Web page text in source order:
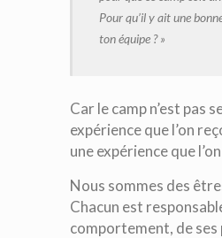
Pour qu’il y ait une
ton équipe ? »
Car le camp n’est pas
expérience que l’on
une expérience que
Nous sommes des
Chacun est
comportement, de ses